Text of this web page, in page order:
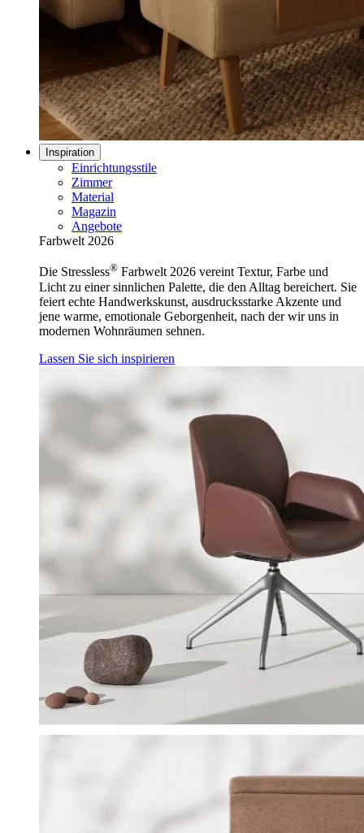
Inspiration
Einrichtungsstile
Zimmer
Material
Magazin
Angebote
Farbwelt 2026
Die Stressless® Farbwelt 2026 vereint Textur, Farbe und
Licht zu einer sinnlichen Palette, die den Alltag bereichert. Sie
feiert echte Handwerkskunst, ausdrucksstarke Akzente und
jene warme, emotionale Geborgenheit, nach der wir uns in
modernen Wohnräumen sehnen.
Lassen Sie sich inspirieren